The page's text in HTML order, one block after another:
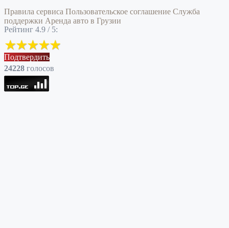
Правила сервиса Пользовательское соглашение Служба
поддержки Аренда авто в Грузии
Рейтинг 4.9 / 5:
Подтвердить
24228 голоcов